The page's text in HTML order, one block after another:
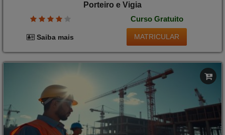
Porteiro e Vigia
Curso Gratuito
Saiba mais MATRICULAR